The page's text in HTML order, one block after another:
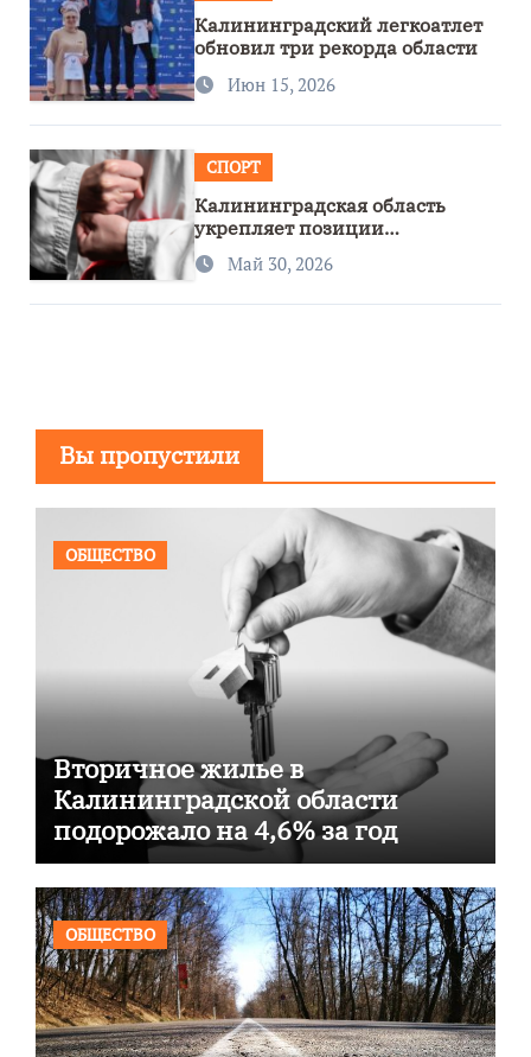
Калининградский легкоатлет
обновил три рекорда области
Июн 15, 2026
СПОРТ
Калининградская область
укрепляет позиции
спортивного региона
Май 30, 2026
Вы пропустили
ОБЩЕСТВО
Вторичное жилье в
Калининградской области
подорожало на 4,6% за год
ОБЩЕСТВО